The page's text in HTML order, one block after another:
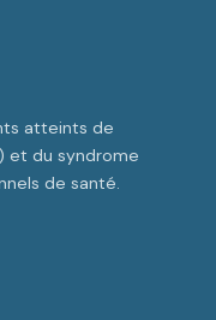
atteints de
et du syndrome
de santé.